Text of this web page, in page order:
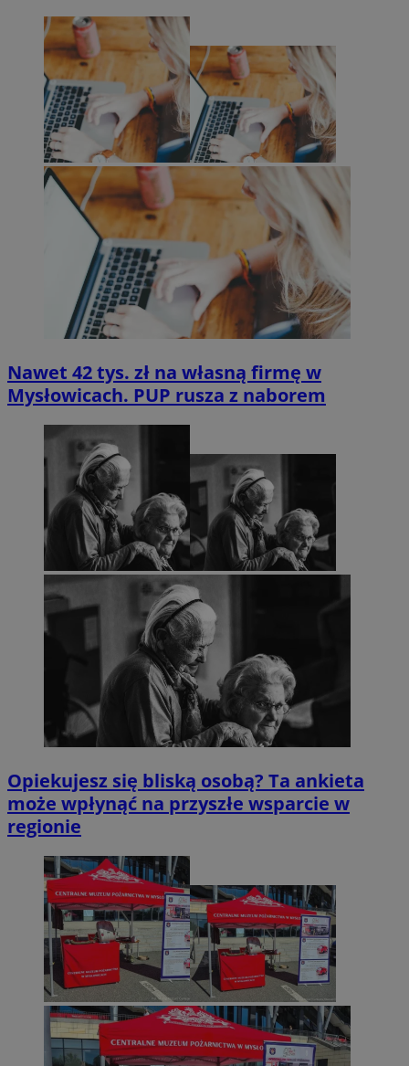
Nawet 42 tys. zł na własną firmę w
Mysłowicach. PUP rusza z naborem
Opiekujesz się bliską osobą? Ta ankieta
może wpłynąć na przyszłe wsparcie w
regionie